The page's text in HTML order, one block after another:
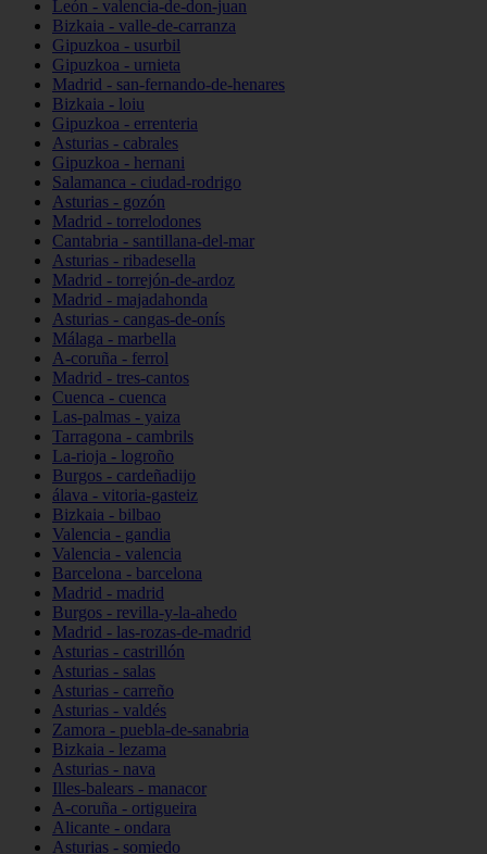
León - valencia-de-don-juan
Bizkaia - valle-de-carranza
Gipuzkoa - usurbil
Gipuzkoa - urnieta
Madrid - san-fernando-de-henares
Bizkaia - loiu
Gipuzkoa - errenteria
Asturias - cabrales
Gipuzkoa - hernani
Salamanca - ciudad-rodrigo
Asturias - gozón
Madrid - torrelodones
Cantabria - santillana-del-mar
Asturias - ribadesella
Madrid - torrejón-de-ardoz
Madrid - majadahonda
Asturias - cangas-de-onís
Málaga - marbella
A-coruña - ferrol
Madrid - tres-cantos
Cuenca - cuenca
Las-palmas - yaiza
Tarragona - cambrils
La-rioja - logroño
Burgos - cardeñadijo
álava - vitoria-gasteiz
Bizkaia - bilbao
Valencia - gandia
Valencia - valencia
Barcelona - barcelona
Madrid - madrid
Burgos - revilla-y-la-ahedo
Madrid - las-rozas-de-madrid
Asturias - castrillón
Asturias - salas
Asturias - carreño
Asturias - valdés
Zamora - puebla-de-sanabria
Bizkaia - lezama
Asturias - nava
Illes-balears - manacor
A-coruña - ortigueira
Alicante - ondara
Asturias - somiedo